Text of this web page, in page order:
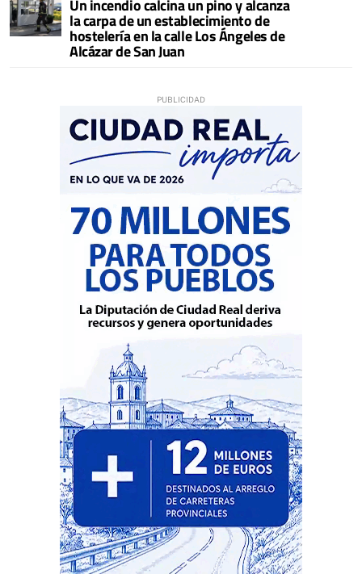
Un incendio calcina un pino y alcanza
la carpa de un establecimiento de
hostelería en la calle Los Ángeles de
Alcázar de San Juan